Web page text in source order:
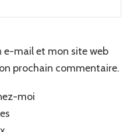
e-mail et mon site web
prochain commentaire.
moi